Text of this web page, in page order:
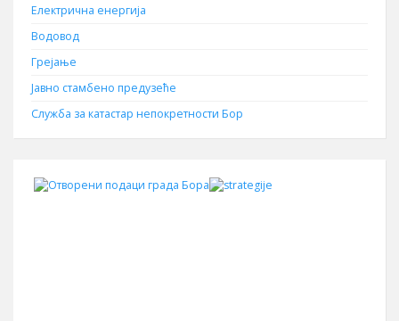
Електрична енергија
Водовод
Грејање
Јавно стамбено предузеће
Служба за катастар непокретности Бор